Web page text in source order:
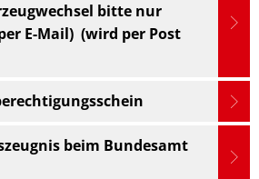
bitte nur
E-Mail) (wird per Post
beim Bundesamt